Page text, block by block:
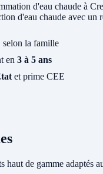
d'eau chaude à
d'eau chaude avec un
selon la famille
en 3 à 5 ans
et prime CEE
haut de gamme adaptés